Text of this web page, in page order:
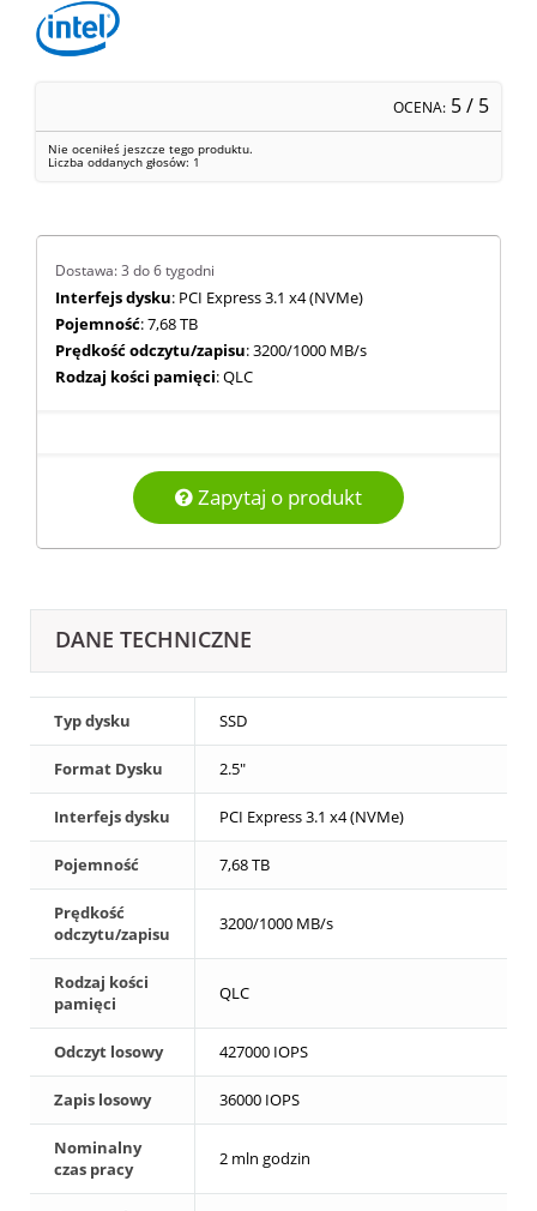
OCENA: 5/ 5
Nie oceniłeś jeszcze tego produktu.
Liczba oddanych głosów: 1
Dostawa: 3 do 6 tygodni
Interfejs dysku: PCI Express 3.1 x4 (NVMe)
Pojemność: 7,68 TB
Prędkość odczytu/zapisu: 3200/1000 MB/s
Rodzaj kości pamięci: QLC
Zapytaj o produkt
DANE TECHNICZNE
Typ dysku SSD
Format Dysku 2.5"
Interfejs dysku PCI Express 3.1 x4 (NVMe)
Pojemność 7,68 TB
Prędkość
odczytu/zapisu
3200/1000 MB/s
Rodzaj kości
pamięci
QLC
Odczyt losowy 427000 IOPS
Zapis losowy 36000 IOPS
Nominalny
czas pracy
2 mln godzin